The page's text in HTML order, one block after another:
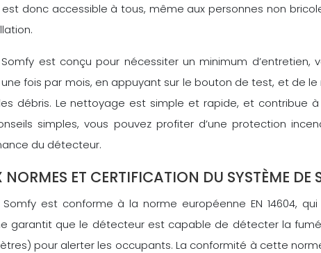
est donc accessible à tous, même aux personnes non
est conçu pour nécessiter un minimum
fois par mois, en appuyant sur le bouton de test, et de
débris. Le nettoyage est simple et rapide, et
simples, vous pouvez profiter d’une protection
du détecteur.
ET CERTIFICATION DU SYSTÈME DE
est conforme à la norme européenne EN 14604,
garantit que le détecteur est capable de détecter la
pour alerter les occupants. La conformité à cette